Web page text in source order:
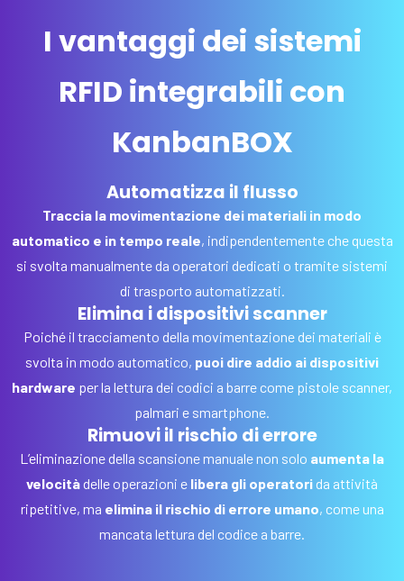
I vantaggi dei sistemi
RFID integrabili con
KanbanBOX
Automatizza il flusso
Traccia la movimentazione dei materiali in modo
automatico e in tempo reale, indipendentemente che questa
si svolta manualmente da operatori dedicati o tramite sistemi
di trasporto automatizzati.
Elimina i dispositivi scanner
Poiché il tracciamento della movimentazione dei materiali è
svolta in modo automatico, puoi dire addio ai dispositivi
hardware per la lettura dei codici a barre come pistole scanner,
palmari e smartphone.
Rimuovi il rischio di errore
L’eliminazione della scansione manuale non solo aumenta la
velocitàdelle operazioni e libera gli operatori da attività
ripetitive, ma elimina il rischio di errore umano, come una
mancata lettura del codice a barre.